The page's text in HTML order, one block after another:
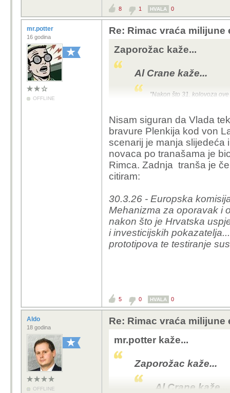
8 1 HVALA 0
mr.potter
16 godina
OFFLINE
Re: Rimac vraća milijune
Zaporožac kaže...
Al Crane kaže...
"Nakon što 31. kolovoza
Nismo niti sumnjali u to.
Vlada RH smije preusmjeriti taj
Nacionalnog plana oporavka i
To je zakon EU, a ne
Nisam siguran da Vlada
bravure Plenkija kod von
scenarij je manja slijedeća
novaca po tranašama je
Rimca. Zadnja tranša je
citiram:
30.3.26 - Europska
Mehanizma za oporavak i
nakon što je Hrvatska
i investicijskih
prototipova te testiranje
5 0 HVALA 0
Aldo
18 godina
OFFLINE
Re: Rimac vraća milijune
mr.potter kaže...
Zaporožac kaže...
Al Crane kaže...